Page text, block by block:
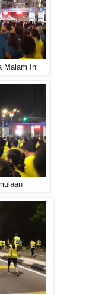
Malam Ini